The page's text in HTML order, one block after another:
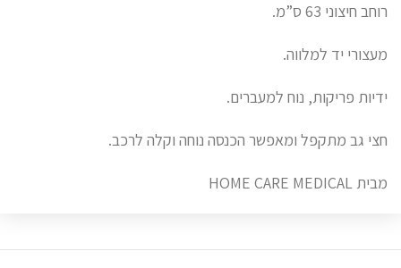
רוחב חיצוני 63 ס”מ.
מעצורי יד למלווה.
ידיות פריקות, נוח למעברים.
חצי גב מתקפל ומאפשר הכנסה נוחה וקלה לרכב.
מבית HOME CARE MEDICAL